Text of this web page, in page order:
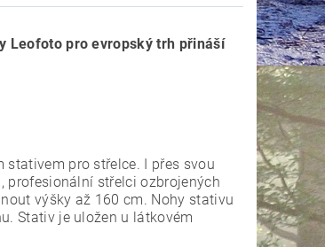
Leofoto pro evropský trh přináší
pro střelce. I přes svou
střelci ozbrojených
výšky až 160 cm. Nohy stativu
Stativ je uložen u látkovém